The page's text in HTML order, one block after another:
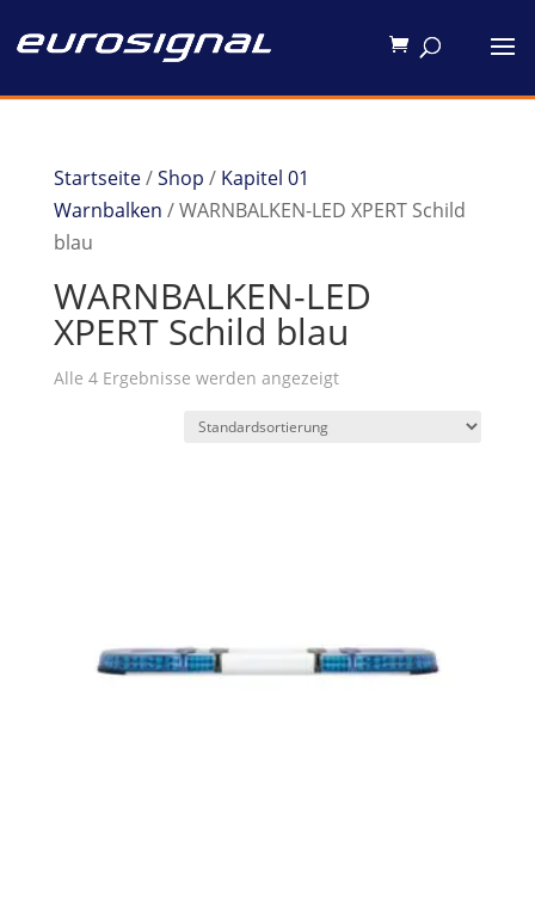
Startseite/Shop / Kapitel 01
Warnbalken / WARNBALKEN-LED XPERT Schild
blau
WARNBALKEN-LED
XPERT Schild blau
Alle 4 Ergebnisse werden angezeigt